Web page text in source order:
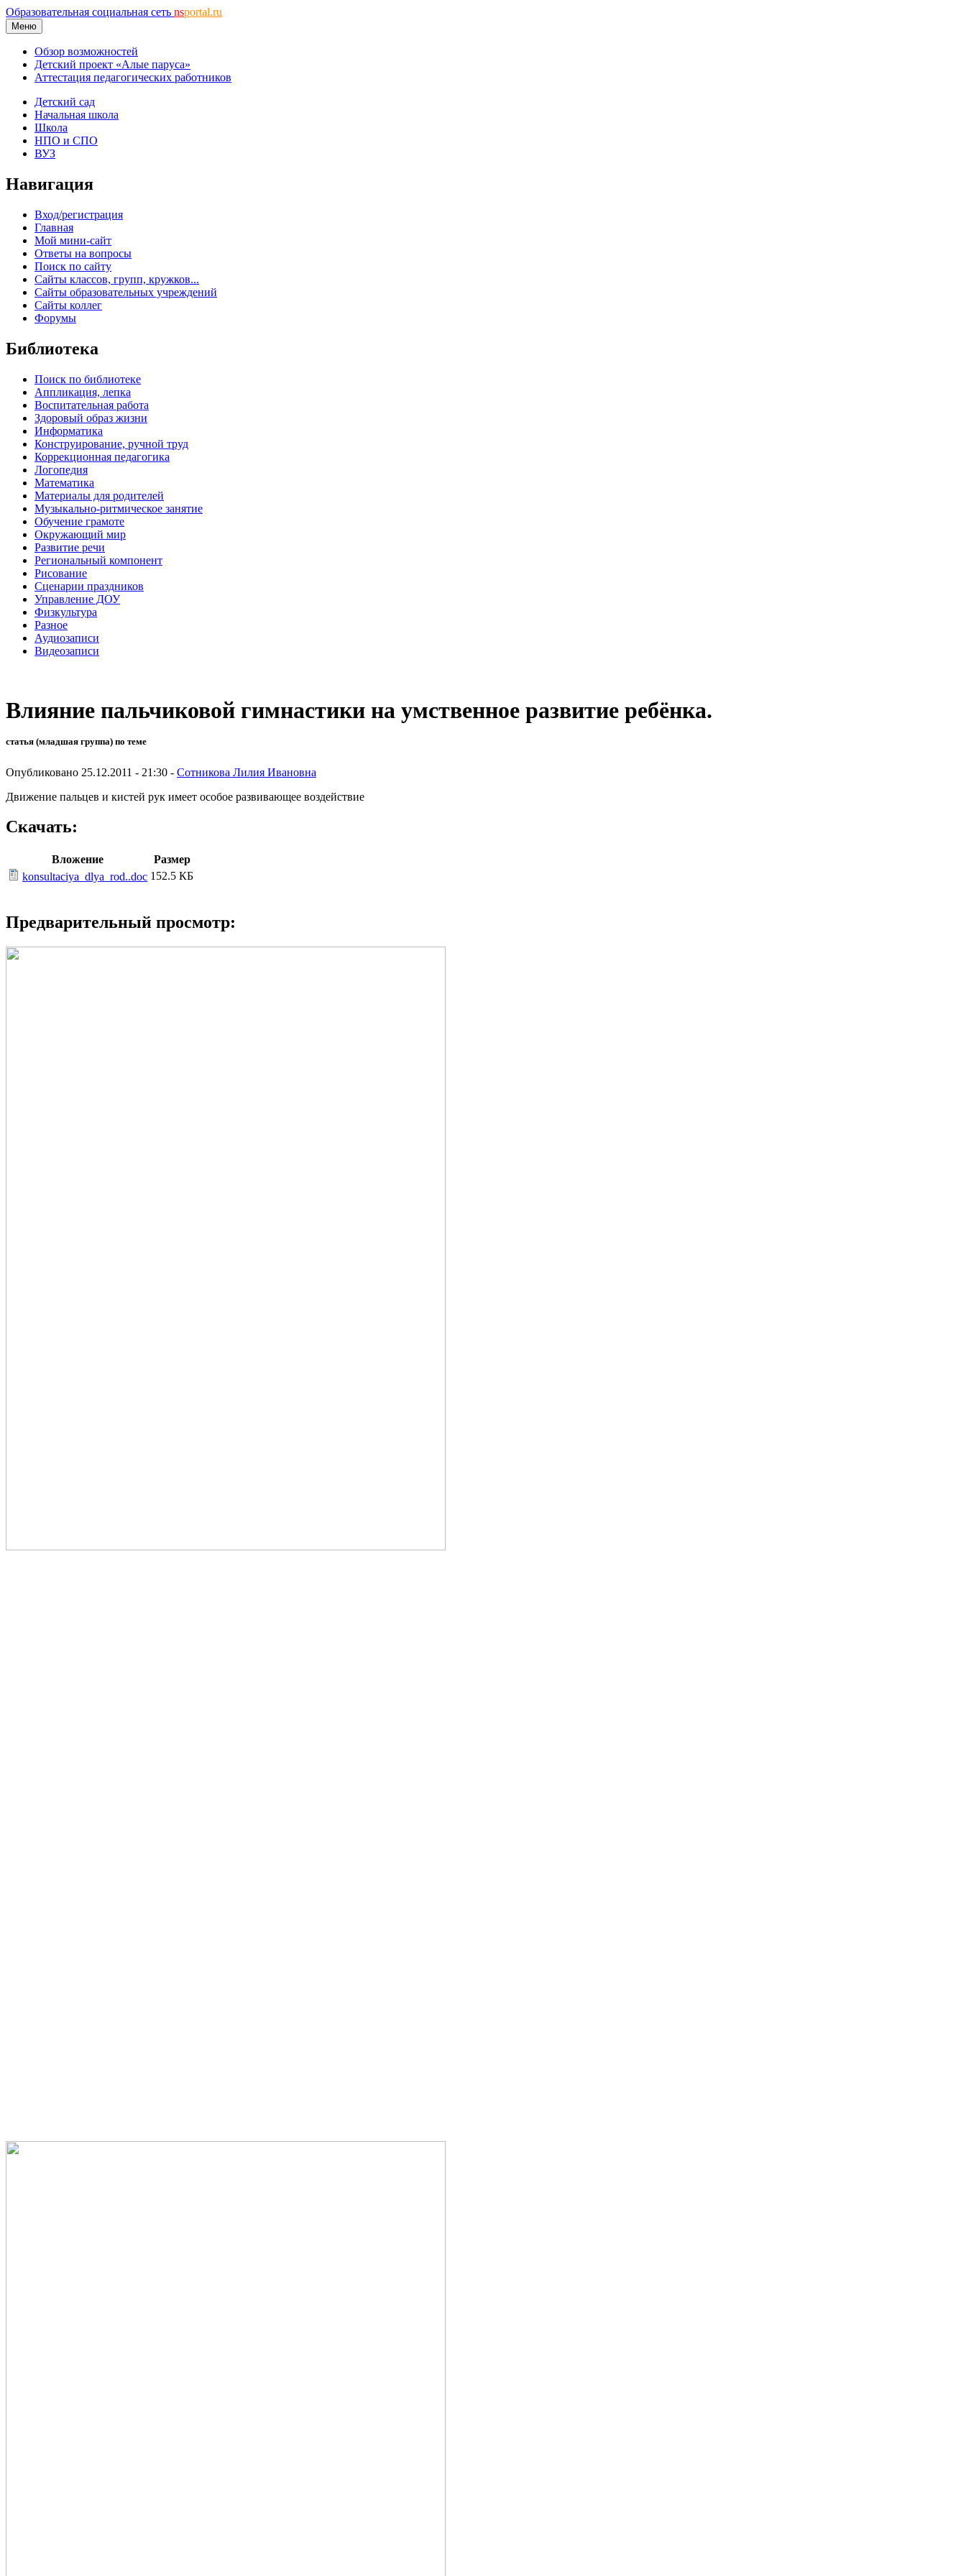
Образовательная социальная сеть nsportal.ru
Меню
Обзор возможностей
Детский проект «Алые паруса»
Аттестация педагогических работников
Детский сад
Начальная школа
Школа
НПО и СПО
ВУЗ
Навигация
Вход/регистрация
Главная
Мой мини-сайт
Ответы на вопросы
Поиск по сайту
Сайты классов, групп, кружков...
Сайты образовательных учреждений
Сайты коллег
Форумы
Библиотека
Поиск по библиотеке
Аппликация, лепка
Воспитательная работа
Здоровый образ жизни
Информатика
Конструирование, ручной труд
Коррекционная педагогика
Логопедия
Математика
Материалы для родителей
Музыкально-ритмическое занятие
Обучение грамоте
Окружающий мир
Развитие речи
Региональный компонент
Рисование
Сценарии праздников
Управление ДОУ
Физкультура
Разное
Аудиозаписи
Видеозаписи
Влияние пальчиковой гимнастики на умственное развитие ребёнка.
статья (младшая группа) по теме
Опубликовано 25.12.2011 - 21:30 - Сотникова Лилия Ивановна
Движение пальцев и кистей рук имеет особое развивающее воздействие
Скачать:
Вложение
Размер
konsultaciya_dlya_rod..doc 152.5 КБ
Предварительный просмотр: